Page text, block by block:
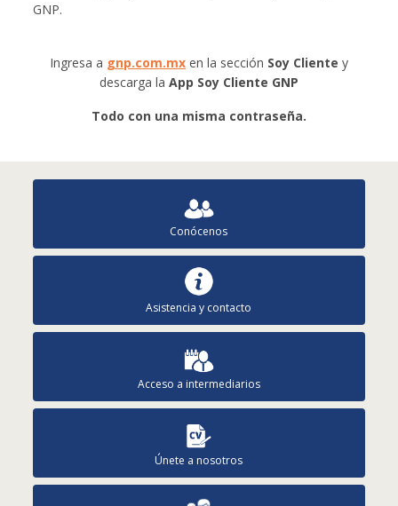
GNP.
Ingresa a gnp.com.mxen la sección Soy Cliente y
descarga la App Soy Cliente GNP
Todo con una misma contraseña.
Conócenos
Asistencia y contacto
Acceso a intermediarios
Únete a nosotros